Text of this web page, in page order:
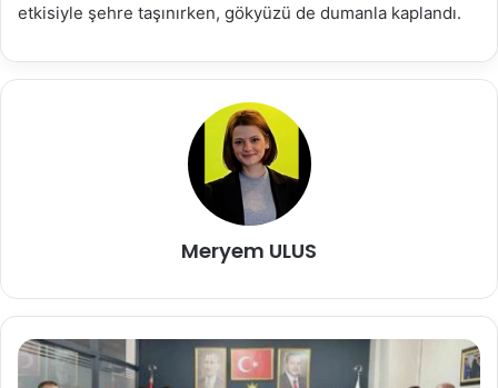
etkisiyle şehre taşınırken, gökyüzü de dumanla kaplandı.
Meryem ULUS